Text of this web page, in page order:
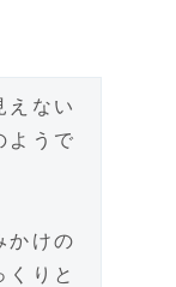
えない
ようで
かけの
りと